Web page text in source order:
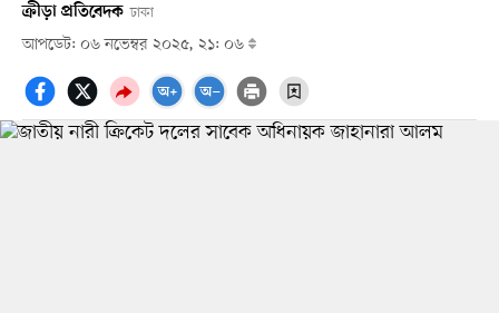
ক্রীড়া প্রতিবেদক ঢাকা
আপডেট: ০৬ নভেম্বর ২০২৫, ২১: ০৬